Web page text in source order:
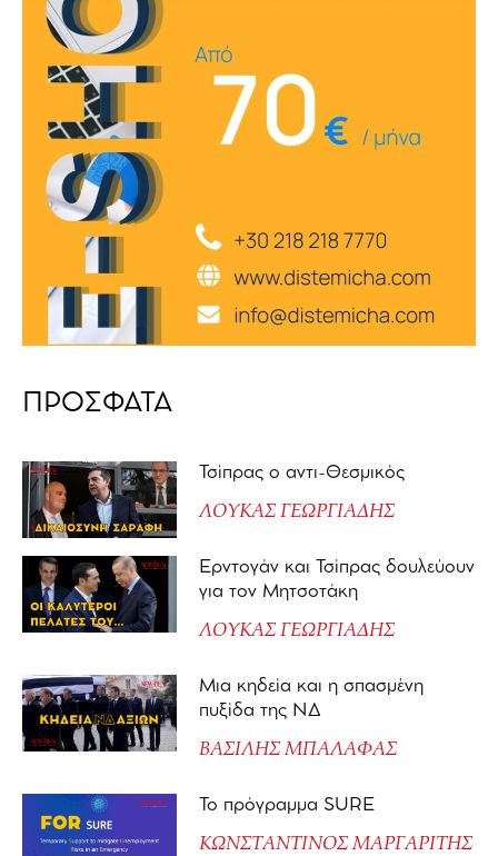
ΠΡΟΣΦΑΤΑ
Τσίπρας ο αντι-Θεσμικός
ΛΟΥΚΑΣ ΓΕΩΡΓΙΑΔΗΣ
Ερντογάν και Τσίπρας δουλεύουν
για τον Μητσοτάκη
ΛΟΥΚΑΣ ΓΕΩΡΓΙΑΔΗΣ
Μια κηδεία και η σπασμένη
πυξίδα της ΝΔ
ΒΑΣΙΛΗΣ ΜΠΑΛΑΦΑΣ
Το πρόγραμμα SURE
ΚΩΝΣΤΑΝΤΙΝΟΣ ΜΑΡΓΑΡΙΤΗΣ